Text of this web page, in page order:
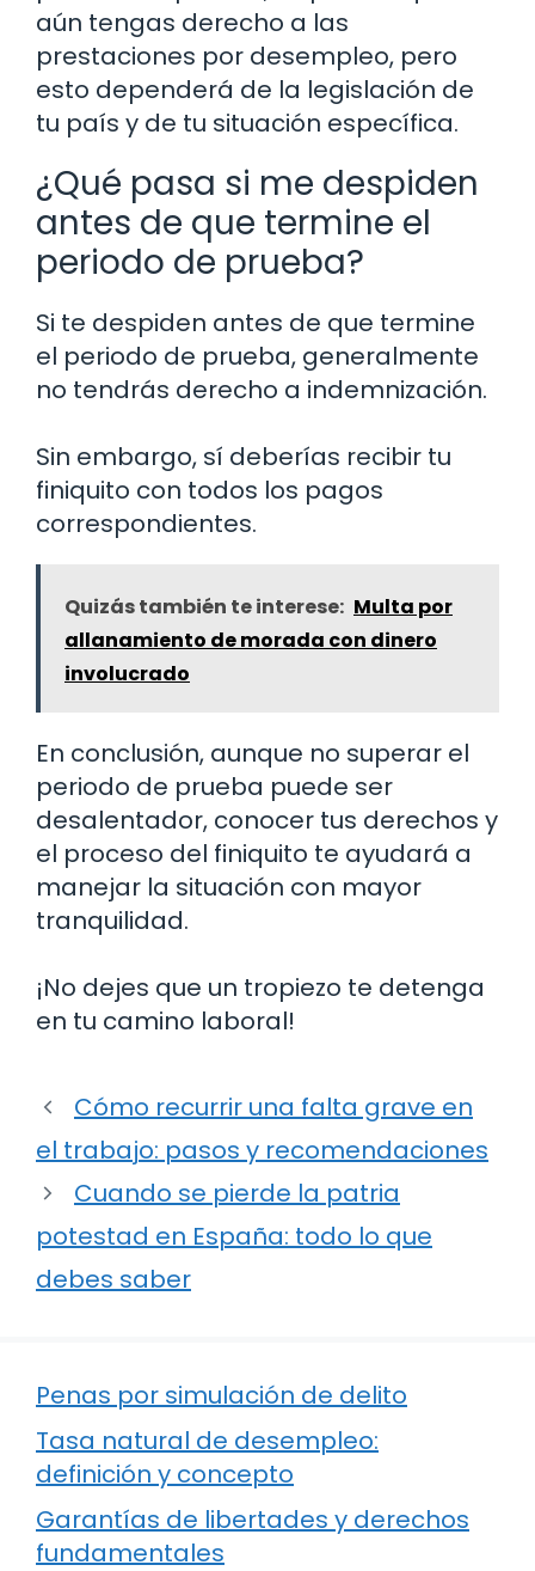
aún tengas derecho a las
prestaciones por desempleo, pero
esto dependerá de la legislación de
tu país y de tu situación específica.
¿Qué pasa si me despiden
antes de que termine el
periodo de prueba?
Si te despiden antes de que termine
el periodo de prueba, generalmente
no tendrás derecho a indemnización.
Sin embargo, sí deberías recibir tu
finiquito con todos los pagos
correspondientes.
Quizás también te interese: Multa por
allanamiento de morada con dinero
involucrado
En conclusión, aunque no superar el
periodo de prueba puede ser
desalentador, conocer tus derechos y
el proceso del finiquito te ayudará a
manejar la situación con mayor
tranquilidad.
¡No dejes que un tropiezo te detenga
en tu camino laboral!
Cómo recurrir una falta grave en
el trabajo: pasos y recomendaciones
Cuando se pierde la patria
potestad en España: todo lo que
debes saber
Penas por simulación de delito
Tasa natural de desempleo:
definición y concepto
Garantías de libertades y derechos
fundamentales